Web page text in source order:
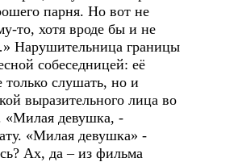
парня. Но вот не
то, хотя вроде бы и не
Нарушительница границы
собеседницей: её
слушать, но и
выразительного лица во
«Милая девушка, -
«Милая девушка» -
Ах, да – из фильма